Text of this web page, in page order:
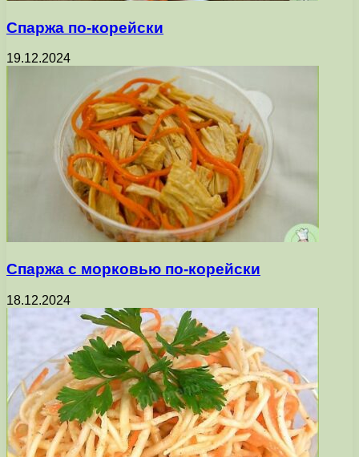
Спаржа по-корейски
19.12.2024
Спаржа с морковью по-корейски
18.12.2024